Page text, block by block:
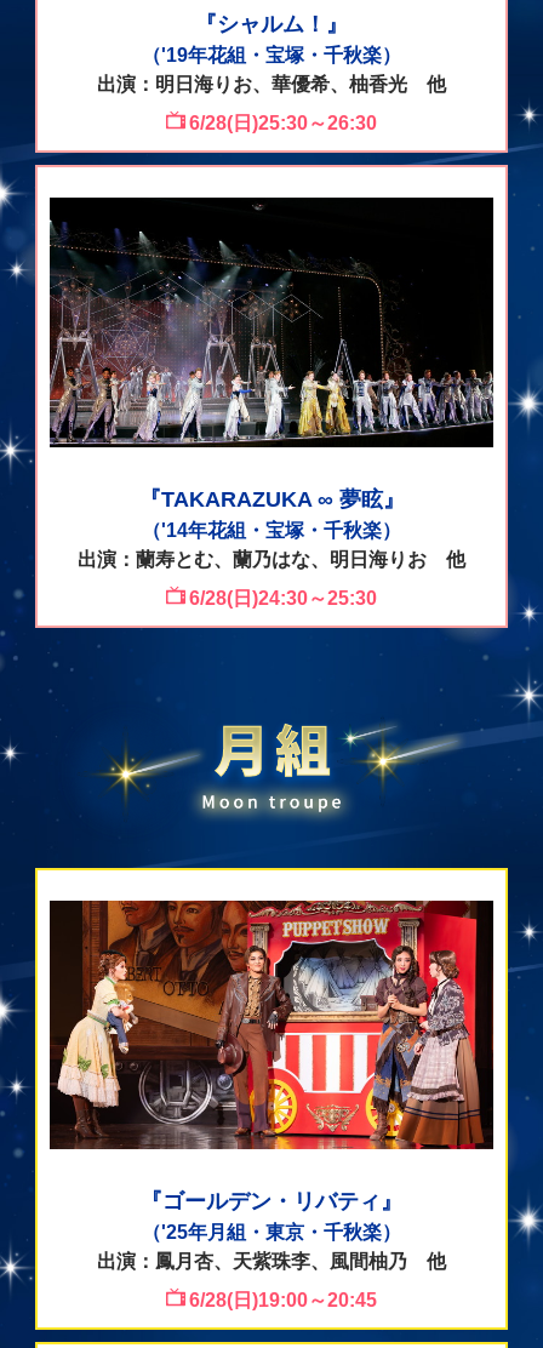
『シャルム！』
（'19年花組・宝塚・千秋楽）
出演：明日海りお、華優希、柚香光 他
6/28(日)25:30～26:30
『TAKARAZUKA ∞ 夢眩』
（'14年花組・宝塚・千秋楽）
出演：蘭寿とむ、蘭乃はな、明日海りお 他
6/28(日)24:30～25:30
『ゴールデン・リバティ』
（'25年月組・東京・千秋楽）
出演：鳳月杏、天紫珠李、風間柚乃 他
6/28(日)19:00～20:45